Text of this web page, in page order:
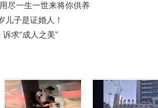
尽一生一世来将你供养
儿子是证婚人！
求“成人之美”